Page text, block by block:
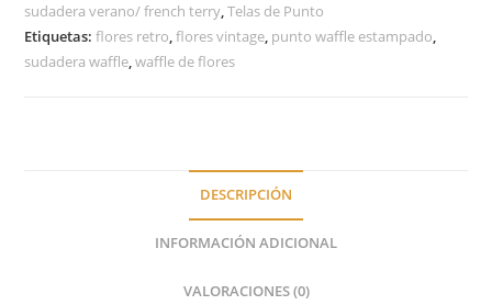
sudadera verano/ french terry,Telas de Punto
Etiquetas:flores retro,flores vintage, punto waffle estampado,
sudadera waffle,waffle de flores
DESCRIPCIÓN
INFORMACIÓN ADICIONAL
VALORACIONES (0)